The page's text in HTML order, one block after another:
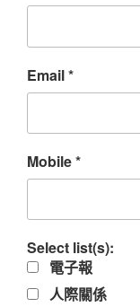
Email*
Mobile*
Select list(s):
電子報
人際關係